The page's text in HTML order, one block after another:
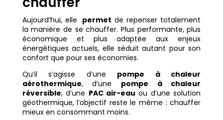
Aujourd’hui, elle permet de repenser totalement
la manière de se chauffer. Plus performante, plus
économique et plus adaptée aux enjeux
énergétiques actuels, elle séduit autant pour son
confort que pour ses économies.
Qu’il s’agisse d’une pompe à chaleur
aérothermique, d’une pompe à chaleur
réversible, d’une PAC air-eau ou d’une solution
géothermique, l’objectif reste le même : chauffer
mieux en consommant moins.